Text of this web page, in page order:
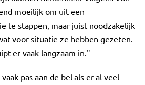
moeilijk om uit een
te stappen, maar juist noodzakelijk
voor situatie ze hebben gezeten.
er vaak langzaam in."
pas aan de bel als er al veel